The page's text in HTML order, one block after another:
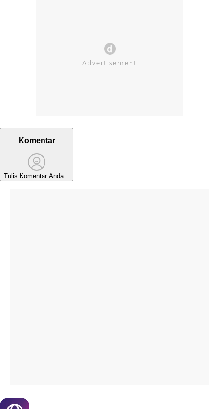
Komentar
Tulis Komentar Anda...